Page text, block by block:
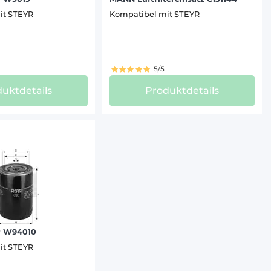
STEYR
Kompatibel mit STEYR
5/5
Produktdetails
W94010
STEYR